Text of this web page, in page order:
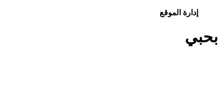
إدارة الموقع
بحبي